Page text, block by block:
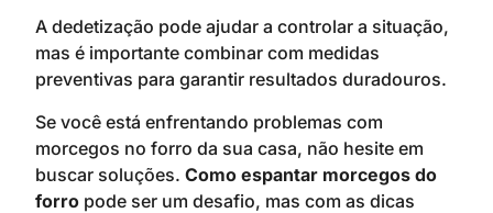
A dedetização pode ajudar a controlar a situação,
mas é importante combinar com medidas
preventivas para garantir resultados duradouros.
Se você está enfrentando problemas com
morcegos no forro da sua casa, não hesite em
buscar soluções. Como espantar morcegos do
forro pode ser um desafio, mas com as dicas